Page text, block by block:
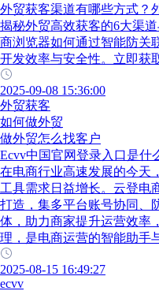
外贸获客渠道有哪些方式？
揭秘外贸高效获客的6大渠
商浏览器如何通过智能防关
开发效率与安全性。立即获
2025-09-08 15:36:00
外贸获客
如何做外贸
做外贸怎么找客户
Ecvv中国官网登录入口是什
在电商行业高速发展的今天
工具需求日益增长。云登电
打造，集多平台账号协同、
体，助力商家提升运营效率
理，是电商运营的智能助手
2025-08-15 16:49:27
ecvv